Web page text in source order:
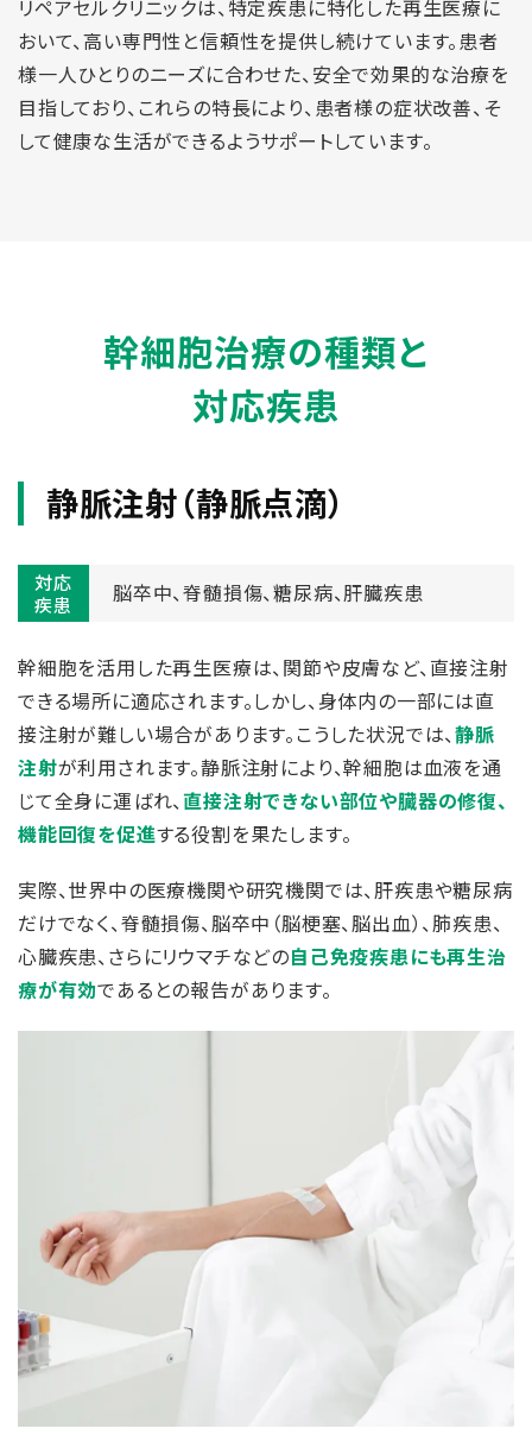
リペアセルクリニックは、特定疾患に特化した再生医療に
おいて、高い専門性と信頼性を提供し続けています。患者
様一人ひとりのニーズに合わせた、安全で効果的な治療を
目指しており、これらの特長により、患者様の症状改善、そ
して健康な生活ができるようサポートしています。
幹細胞治療の種類と
対応疾患
静脈注射（静脈点滴）
対応
疾患
脳卒中、脊髄損傷、糖尿病、肝臓疾患
幹細胞を活用した再生医療は、関節や皮膚など、直接注射
できる場所に適応されます。しかし、身体内の一部には直
接注射が難しい場合があります。こうした状況では、静脈
注射が利用されます。静脈注射により、幹細胞は血液を通
じて全身に運ばれ、直接注射できない部位や臓器の修復、
機能回復を促進する役割を果たします。
実際、世界中の医療機関や研究機関では、肝疾患や糖尿病
だけでなく、脊髄損傷、脳卒中（脳梗塞、脳出血）、肺疾患、
心臓疾患、さらにリウマチなどの自己免疫疾患にも再生治
療が有効であるとの報告があります。